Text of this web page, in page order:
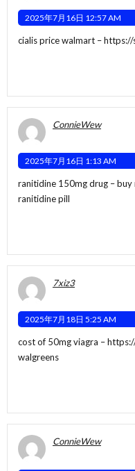
2025年7月16日 12:57 AM
cialis price walmart –https://
ConnieWew
2025年7月16日 1:13 AM
ranitidine 150mg drug –buy
ranitidine pill
7xiz3
2025年7月18日 5:25 AM
cost of 50mg viagra –
walgreens
ConnieWew